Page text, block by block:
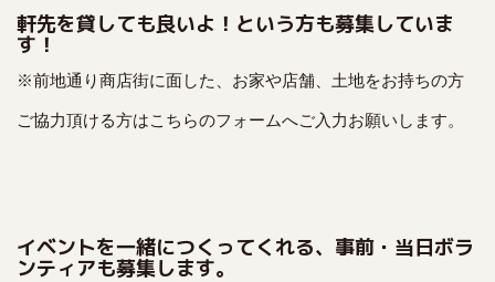
軒先を貸しても良いよ！という方も募集していま
す！
※前地通り商店街に面した、お家や店舗、土地をお持ちの方
ご協力頂ける方はこちらのフォームへご入力お願いします。
イベントを一緒につくってくれる、事前・当日ボラ
ンティアも募集します。